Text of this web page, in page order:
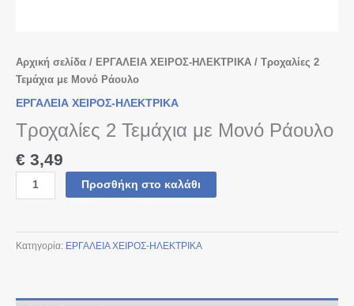
Αρχική σελίδα / ΕΡΓΑΛΕΙΑ ΧΕΙΡΟΣ-ΗΛΕΚΤΡΙΚΑ / Τροχαλίες 2
Τεμάχια με Μονό Ράουλο
ΕΡΓΑΛΕΙΑ ΧΕΙΡΟΣ-ΗΛΕΚΤΡΙΚΑ
Τροχαλίες 2 Τεμάχια με Μονό Ράουλο
€ 3,49
Προσθήκη στο καλάθι
Κατηγορία: ΕΡΓΑΛΕΙΑ ΧΕΙΡΟΣ-ΗΛΕΚΤΡΙΚΑ